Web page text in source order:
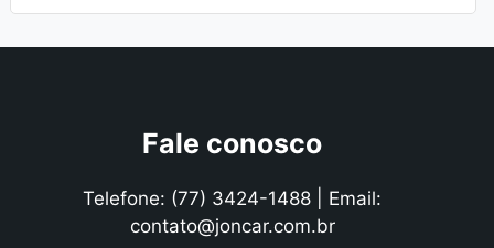
Fale conosco
Telefone: (77) 3424-1488 | Email:
contato@joncar.com.br